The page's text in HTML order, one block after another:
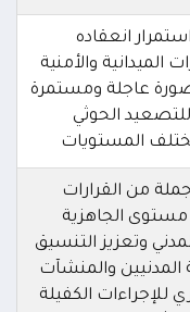
انعقاده
الميدانية والأمنية
عاجلة ومستمرة
الحوثي
المستويات
من القرارات
مستوى الجاهزية
وتعزيز التنسيق
والمنشآت
للإجراءات الكفيلة